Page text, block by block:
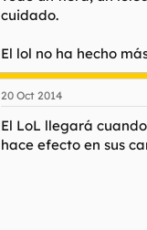
cuidado.
El lol no ha hecho
20 Oct 2014
El LoL llegará
hace efecto en sus